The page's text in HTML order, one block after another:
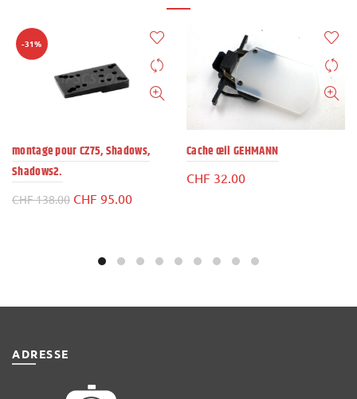
-31%
montage pour CZ75, Shadows,
Shadows2.
CHF138.00 Le
était :
CHF 95.00Le
est :
Cache œil GEHMANN
CHF 32.00
ADRESSE